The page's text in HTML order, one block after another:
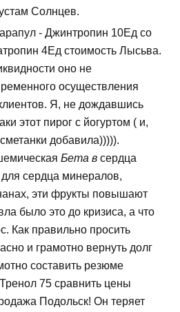
Солнцев.
- Джинтропин 10Ед со
4Ед стоимость Лысьва.
оно не
осуществления
Я, не дождавшись
этот пирог с йогуртом ( и,
сметанки добавила))))).
Бета в сердца
сердца минералов,
эти фрукты повышают
было это до кризиса, а что
Как правильно просить
и грамотно вернуть долг
составить резюме
75 сравнить цены
Подольск! Он теряет